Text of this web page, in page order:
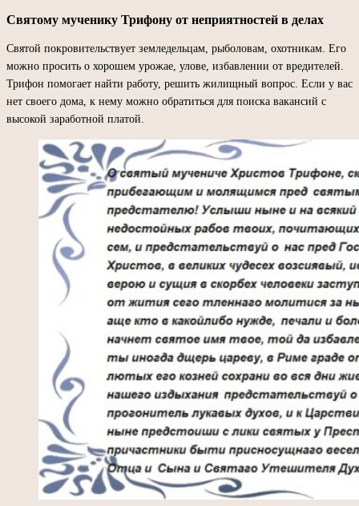
Святому мученику Трифону от неприятностей в делах
Святой покровительствует земледельцам, рыболовам, охотникам. Его
можно просить о хорошем урожае, улове, избавлении от вредителей.
Трифон помогает найти работу, решить жилищный вопрос. Если у вас
нет своего дома, к нему можно обратиться для поиска вакансий с
высокой заработной платой.